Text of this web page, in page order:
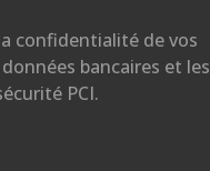
confidentialité de vos
bancaires et les
PCI.